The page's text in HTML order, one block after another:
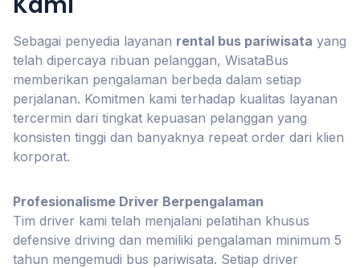
Sebagai penyedia layanan rental bus pariwisata yang
telah dipercaya ribuan pelanggan, WisataBus
memberikan pengalaman berbeda dalam setiap
perjalanan. Komitmen kami terhadap kualitas layanan
tercermin dari tingkat kepuasan pelanggan yang
konsisten tinggi dan banyaknya repeat order dari klien
korporat.
Profesionalisme Driver Berpengalaman
Tim driver kami telah menjalani pelatihan khusus
defensive driving dan memiliki pengalaman minimum 5
tahun mengemudi bus pariwisata. Setiap driver